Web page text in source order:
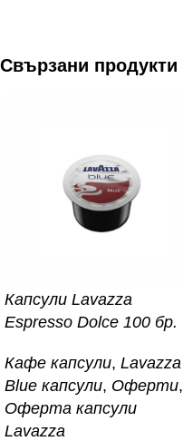
Свързани продукти
Капсули Lavazza
Espresso Dolce 100 бр.
Кафе капсули, Lavazza
Blue капсули, Оферти,
Оферта капсули
Lavazza